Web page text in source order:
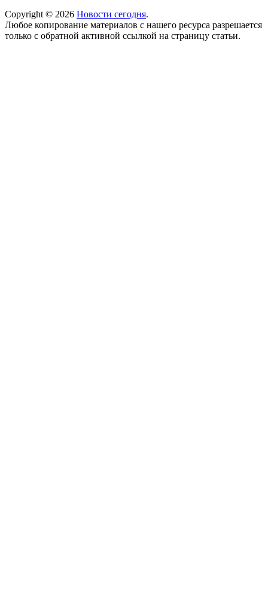
Copyright © 2026 Новости сегодня.
Любое копирование материалов с нашего ресурса разрешается
только с обратной активной ссылкой на страницу статьи.